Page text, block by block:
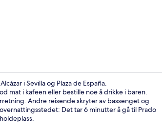
Kaffebar
i Sevilla og Plaza de España.
mat i kafeen eller bestille noe å drikke i baren.
Andre reisende skryter av bassenget og
Det tar 6 minutter å gå til Prado